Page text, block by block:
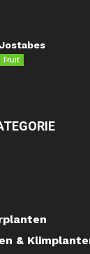
Jostabes
Fruit
&